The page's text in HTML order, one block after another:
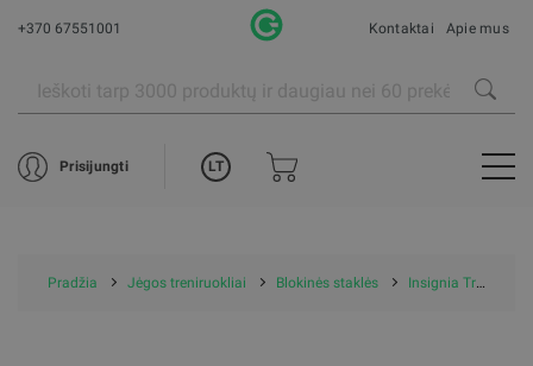
+370 67551001 Kontaktai Apie mus
Prisijungti LT
Pradžia Jėgos treniruokliai Blokinės staklės Insignia Triceps Press, S-Trim, Double Stitching, Full Shroud - Black Opaque